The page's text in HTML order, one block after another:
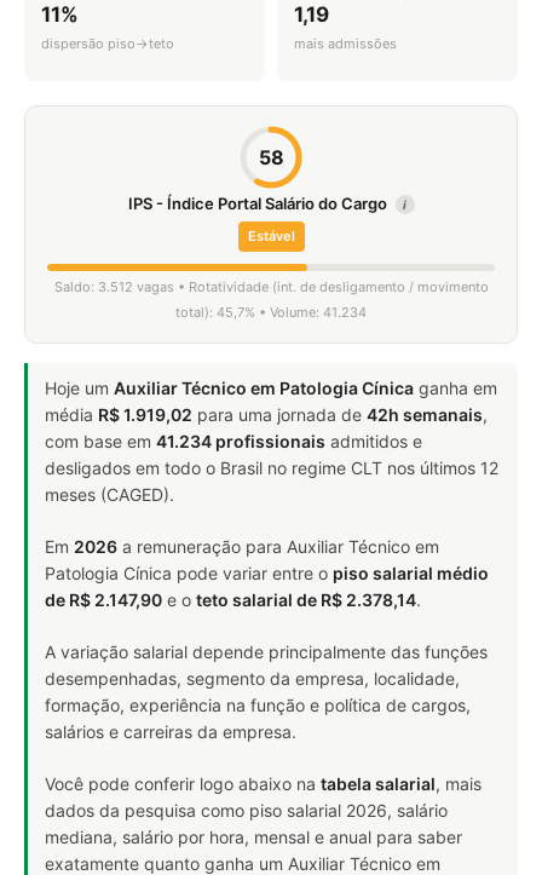
11%
dispersão piso→teto
1,19
mais admissões
58
IPS - Índice Portal Salário do Cargo i
Estável
Saldo: 3.512 vagas • Rotatividade (int. de desligamento / movimento
total): 45,7% • Volume: 41.234
Hoje um Auxiliar Técnico em Patologia Cínica ganha em
média R$ 1.919,02 para uma jornada de 42h semanais,
com base em 41.234 profissionais admitidos e
desligados em todo o Brasil no regime CLT nos últimos 12
meses (CAGED).
Em 2026 a remuneração para Auxiliar Técnico em
Patologia Cínica pode variar entre o piso salarial médio
de R$ 2.147,90 e o teto salarial de R$ 2.378,14.
A variação salarial depende principalmente das funções
desempenhadas, segmento da empresa, localidade,
formação, experiência na função e política de cargos,
salários e carreiras da empresa.
Você pode conferir logo abaixo na tabela salarial, mais
dados da pesquisa como piso salarial 2026, salário
mediana, salário por hora, mensal e anual para saber
exatamente quanto ganha um Auxiliar Técnico em